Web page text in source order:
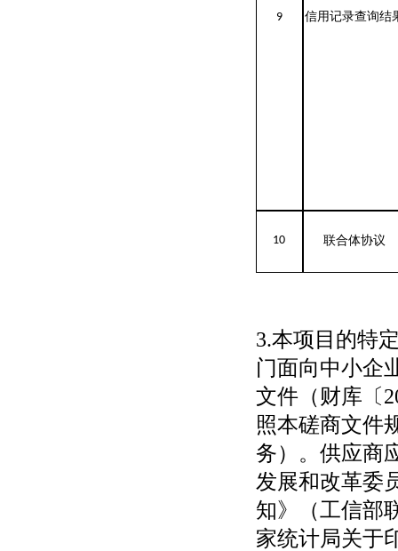
9 信用记录查询结
10 联合体协议
3.本项目的特
门面向中小企
文件（财库〔
照本磋商文件
务）。供应商
发展和改革委
知》（工信部
家统计局关于